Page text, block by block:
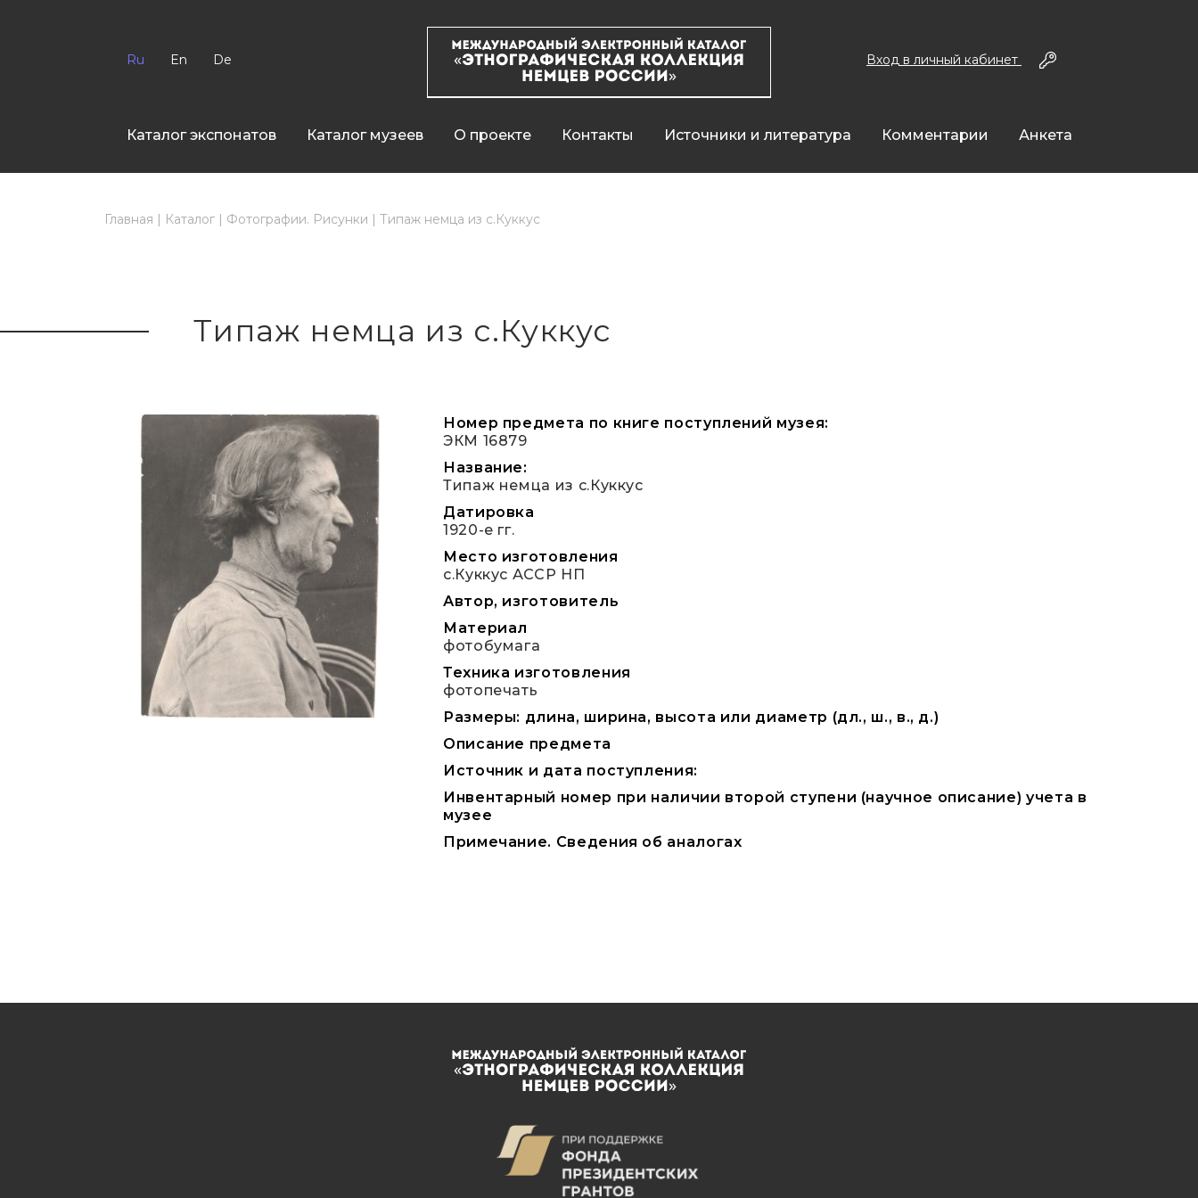
Ru En De Вход в личный кабинет
Каталог экспонатов Каталог музеев О проекте Контакты Источники и литература Комментарии Анкета
Главная | Каталог | Фотографии. Рисунки | Типаж немца из с.Куккус
Типаж немца из с.Куккус
Номер предмета по книге поступлений музея:
ЭКМ 16879
Название:
Типаж немца из с.Куккус
Датировка
1920-е гг.
Место изготовления
с.Куккус АССР НП
Автор, изготовитель
Материал
фотобумага
Техника изготовления
фотопечать
Размеры: длина, ширина, высота или диаметр (дл., ш., в., д.)
Описание предмета
Источник и дата поступления:
Инвентарный номер при наличии второй ступени (научное описание) учета в
музее
Примечание. Сведения об аналогах